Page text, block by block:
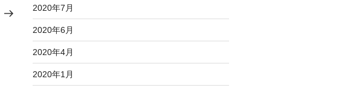
投
2020年7月
2020年6月
2020年4月
2020年1月